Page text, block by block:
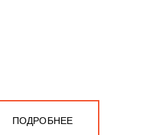
ПОДРОБНЕЕ